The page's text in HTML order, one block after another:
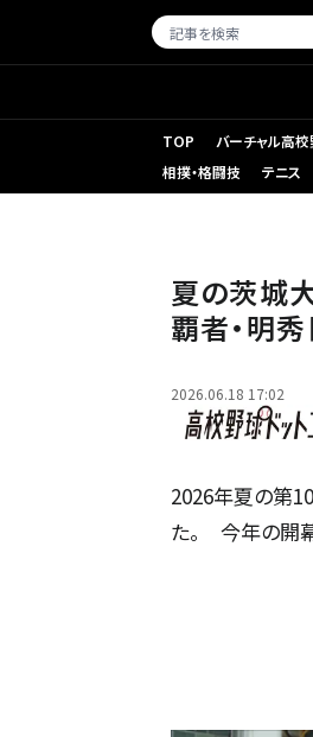
TOP バーチャル高
相撲・格闘技
テニス
夏の茨城
覇者・明
2026.06.18 17:02
2026年夏の第
た。 今年の開